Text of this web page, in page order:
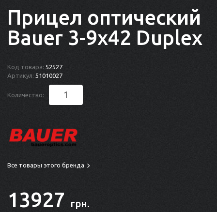
Прицел оптический
Bauer 3-9x42 Duplex
Код товара: 52527
Артикул: 51010027
Количество:
Все товары этого бренда
13927 грн.